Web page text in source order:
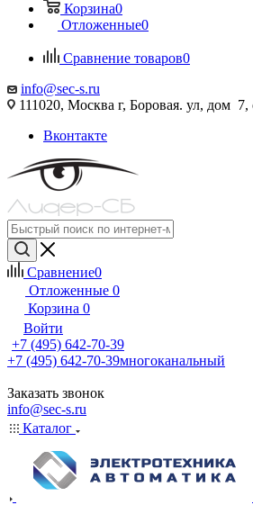
Корзина0
Отложенные0
Сравнение товаров0
info@sec-s.ru
111020, Москва г, Боровая. ул, дом
Вконтакте
Сравнение0
Отложенные 0
Корзина 0
Войти
+7 (495) 642-70-39
+7 (495) 642-70-39многоканальный
Заказать звонок
info@sec-s.ru
Каталог